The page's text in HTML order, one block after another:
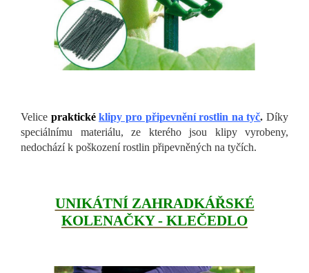
Velice praktické klipy pro připevnění rostlin na tyč. Díky
speciálnímu materiálu, ze kterého jsou klipy vyrobeny,
nedochází k poškození rostlin připevněných na tyčích.
UNIKÁTNÍ ZAHRADKÁŘSKÉ
KOLENAČKY - KLEČEDLO